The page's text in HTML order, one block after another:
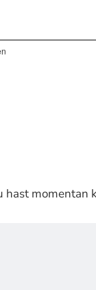
hast momentan